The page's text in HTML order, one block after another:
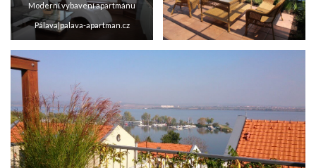
Moderní vybavení apartmánu
Pálava|palava-apartman.cz